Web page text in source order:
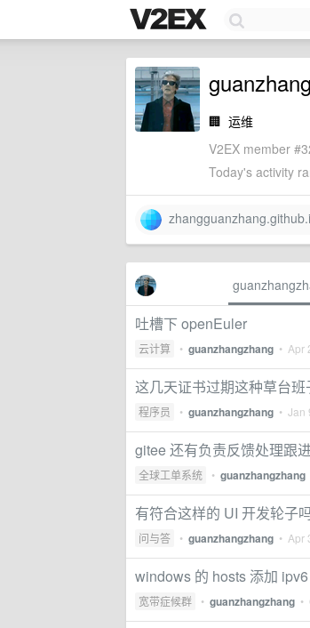
🏢 运维
V2EX member
Today's activity
吐槽下 openEuler
云计算 • guanzhangzhang • Apr
这几天证书过期这种草台
程序员 • guanzhangzhang • Jan
gitee 还有负责反馈处理跟
全球工单系统 • guanzhangzhang
有符合这样的 UI 开发轮子
问与答 • guanzhangzhang • Apr
windows 的 hosts 添加
宽带症候群 • guanzhangzhang •